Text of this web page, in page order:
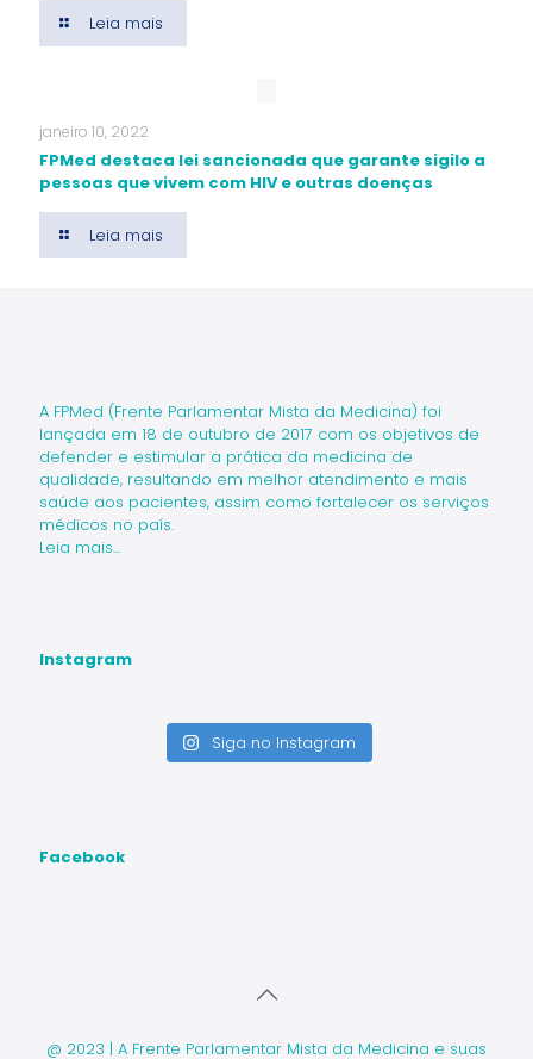
Leia mais
janeiro 10, 2022
FPMed destaca lei sancionada que garante sigilo a
pessoas que vivem com HIV e outras doenças
Leia mais
A FPMed (Frente Parlamentar Mista da Medicina) foi
lançada em 18 de outubro de 2017 com os objetivos de
defender e estimular a prática da medicina de
qualidade, resultando em melhor atendimento e mais
saúde aos pacientes, assim como fortalecer os serviços
médicos no país.
Leia mais…
Instagram
Siga no Instagram
Facebook
@ 2023 | A Frente Parlamentar Mista da Medicina e suas